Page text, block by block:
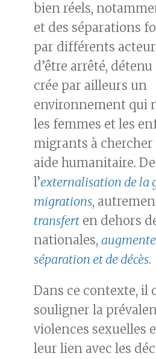
bien réels,
et des séparations
par différents
d’être arrêté,
crée par ailleurs un
environnement qui
les femmes et les
migrants à
aide humanitaire.
l’externalisation de la
migrations,
transfert en dehors
nationales,
séparation et de décès.
Dans ce contexte, il
souligner la
violences sexuelles
leur lien avec les